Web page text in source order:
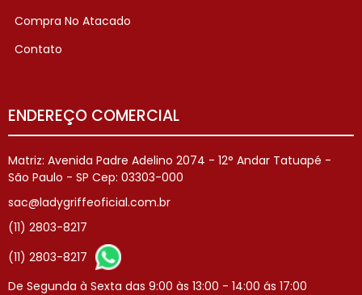
Compra No Atacado
Contato
ENDEREÇO COMERCIAL
Matriz: Avenida Padre Adelino 2074 - 12° Andar Tatuapé -
São Paulo - SP Cep: 03303-000
sac@ladygriffeoficial.com.br
(11) 2803-8217
(11) 2803-8217
De Segunda à Sexta das 9:00 às 13:00 - 14:00 ás 17:00